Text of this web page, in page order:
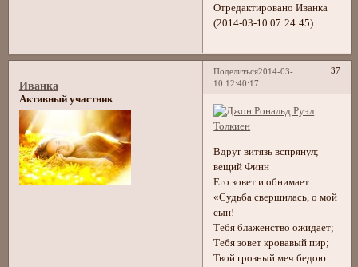
Отредактировано Иванка
(2014-03-10 07:24:45)
Поделиться 37
2014-03-
10 12:40:17
Иванка
Активный участник
Вдруг витязь вспрянул;
вещий Финн
Его зовет и обнимает:
«Судьба свершилась, о мой
сын!
Тебя блаженство ожидает;
Тебя зовет кровавый пир;
Твой грозный меч бедою